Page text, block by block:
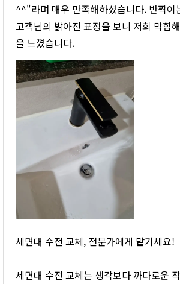
^^"라며 매우 만족해하셨습니다. 반짝이
고객님의 밝아진 표정을 보니 저희 막힘
을 느꼈습니다.
세면대 수전 교체, 전문가에게 맡기세요!
세면대 수전 교체는 생각보다 까다로운